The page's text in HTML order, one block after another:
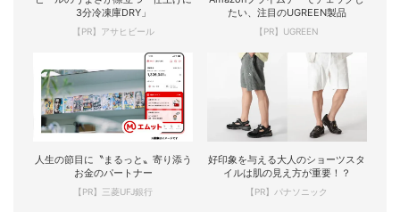
3分冷凍庫DRY」
【PR】アサヒビール
たい、注目のUGREEN製品
【PR】UGREEN
人生の節目に〝まるっと〟寄り添う
お金のパートナー
【PR】三菱UFJ銀行
好印象を与える大人のショーツスタ
イルは肌の見え方が重要！？
【PR】パナソニック